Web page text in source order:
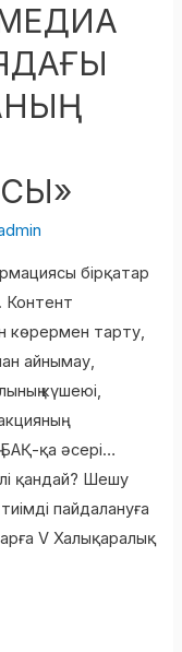
бірқатар
Контент
көрермен тарту,
айнымау,
күшеюі,
БАҚ-қа әсері…
қандай? Шешу
пайдалануға
V Халықаралық